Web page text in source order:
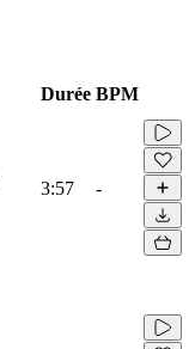
Durée BPM
3:57 -